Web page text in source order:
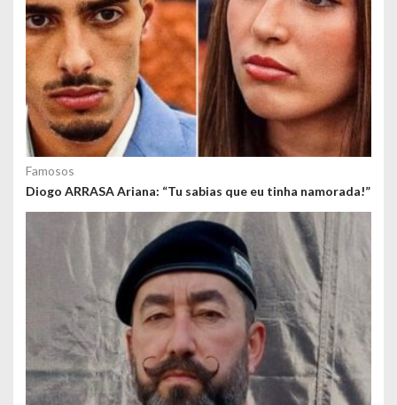
Famosos
Diogo ARRASA Ariana: “Tu sabias que eu tinha namorada!”